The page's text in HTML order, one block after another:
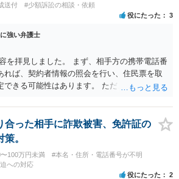
送付 #少額訴訟の相談・依頼
役にたった 3
強い弁護士
を拝見しました。 まず、相手方の携帯電話番
れば、契約者情報の照会を行い、住民票を取
できる可能性はあります。 ただ、他人名義の
、詐欺の事案であれば照会できる可能性はあ
号を経由する方法より難しくなります。 身元
理屈があるかどうかを確認していきます。 基
合には返金請求ができません。 詐欺を含め、
どうかを確認していきます。 さらに、渡し
あるかどうかも精査します。 上記を経て、
合った相手に詐欺被害、免許証の
。
100万円未満
#本名・住所・電話番号が不明
への対応
役にたった 2